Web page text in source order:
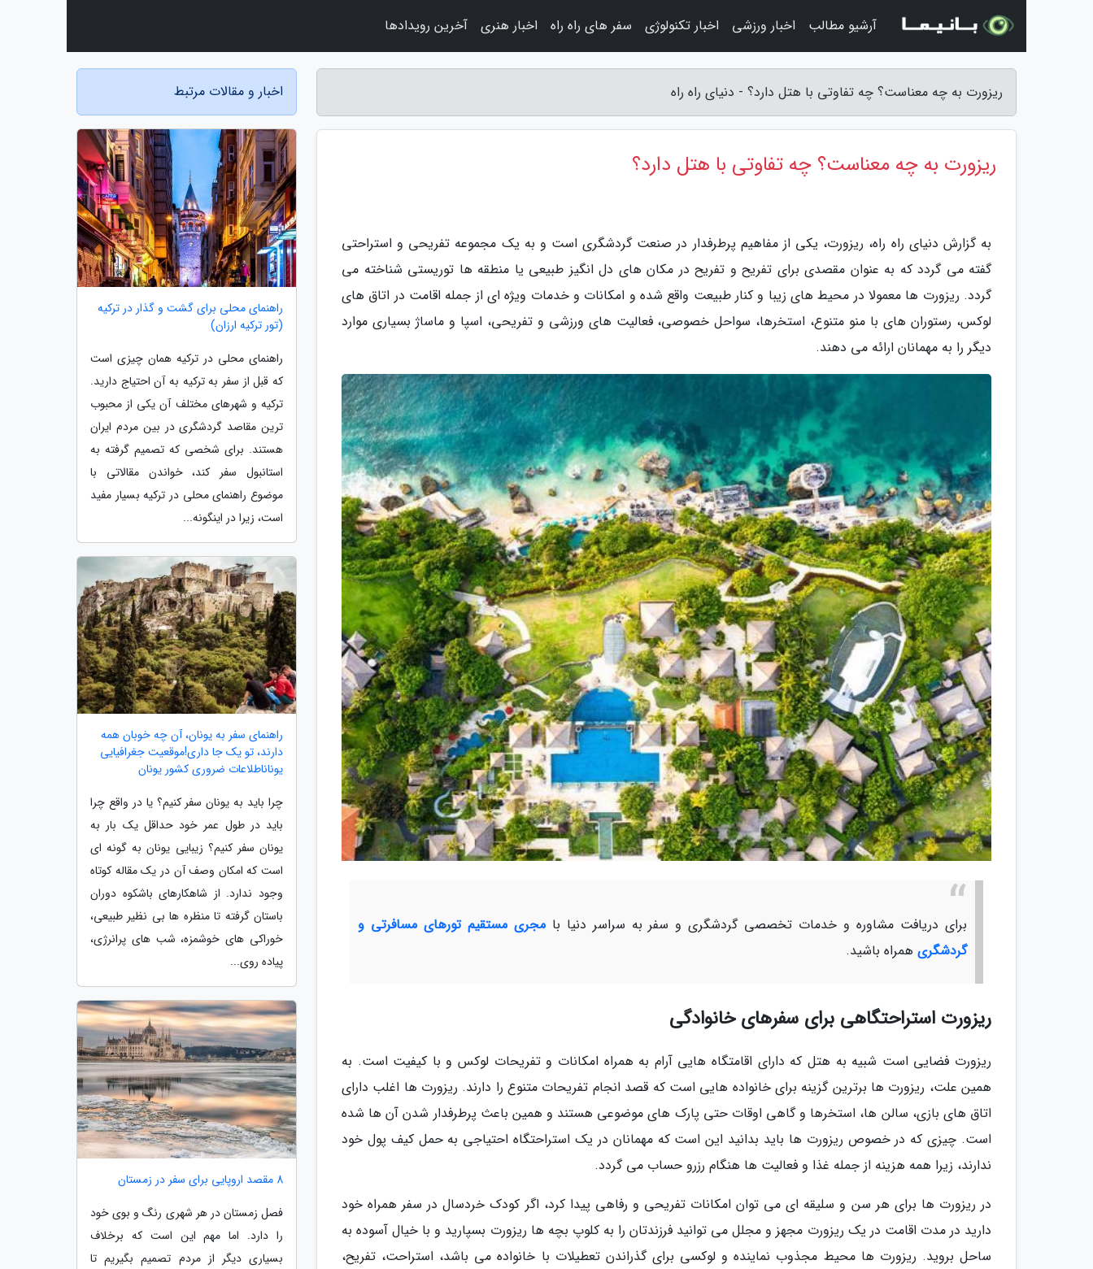
ریزورت به چه معناست؟ چه تفاوتی با هتل دارد؟ - دنیای راه راه
ریزورت به چه معناست؟ چه تفاوتی با هتل دارد؟
به گزارش دنیای راه راه، ریزورت، یکی از مفاهیم پرطرفدار در صنعت گردشگری است و به یک مجموعه تفریحی و استراحتی
گفته می گردد که به عنوان مقصدی برای تفریح و تفریح در مکان های دل انگیز طبیعی یا منطقه ها توریستی شناخته می
گردد. ریزورت ها معمولا در محیط های زیبا و کنار طبیعت واقع شده و امکانات و خدمات ویژه ای از جمله اقامت در اتاق های
لوکس، رستوران های با منو متنوع، استخرها، سواحل خصوصی، فعالیت های ورزشی و تفریحی، اسپا و ماساژ بسیاری موارد
دیگر را به مهمانان ارائه می دهند.
برای دریافت مشاوره و خدمات تخصصی گردشگری و سفر به سراسر دنیا بامجری مستقیم تورهای مسافرتی و
گردشگری همراه باشید.
ریزورت استراحتگاهی برای سفرهای خانوادگی
ریزورت فضایی است شبیه به هتل که دارای اقامتگاه هایی آرام به همراه امکانات و تفریحات لوکس و با کیفیت است. به
همین علت، ریزورت ها برترین گزینه برای خانواده هایی است که قصد انجام تفریحات متنوع را دارند. ریزورت ها اغلب دارای
اتاق های بازی، سالن ها، استخرها و گاهی اوقات حتی پارک های موضوعی هستند و همین باعث پرطرفدار شدن آن ها شده
است. چیزی که در خصوص ریزورت ها باید بدانید این است که مهمانان در یک استراحتگاه احتیاجی به حمل کیف پول خود
ندارند، زیرا همه هزینه از جمله غذا و فعالیت ها هنگام رزرو حساب می گردد.
در ریزورت ها برای هر سن و سلیقه ای می توان امکانات تفریحی و رفاهی پیدا کرد، اگر کودک خردسال در سفر همراه خود
دارید در مدت اقامت در یک ریزورت مجهز و مجلل می توانید فرزندتان را به کلوپ بچه ها ریزورت بسپارید و با خیال آسوده به
ساحل بروید. ریزورت ها محیط مجذوب نماینده و لوکسی برای گذراندن تعطیلات با خانواده می باشد، استراحت، تفریح،
اخبار و مقالات مرتبط
راهنمای محلی برای گشت و گذار در ترکیه
(تور ترکیه ارزان)
راهنمای محلی در ترکیه همان چیزی است
که قبل از سفر به ترکیه به آن احتیاج دارید.
ترکیه و شهرهای مختلف آن یکی از محبوب
ترین مقاصد گردشگری در بین مردم ایران
هستند. برای شخصی که تصمیم گرفته به
استانبول سفر کند، خواندن مقالاتی با
موضوع راهنمای محلی در ترکیه بسیار مفید
است، زیرا در اینگونه...
راهنمای سفر به یونان، آن چه خوبان همه
دارند، تو یک جا داری!موقعیت جغرافیایی
یوناناطلاعات ضروری کشور یونان
چرا باید به یونان سفر کنیم؟ یا در واقع چرا
باید در طول عمر خود حداقل یک بار به
یونان سفر کنیم؟ زیبایی یونان به گونه ای
است که امکان وصف آن در یک مقاله کوتاه
وجود ندارد. از شاهکارهای باشکوه دوران
باستان گرفته تا منظره ها بی نظیر طبیعی،
خوراکی های خوشمزه، شب های پرانرژی،
پیاده روی...
8 مقصد اروپایی برای سفر در زمستان
فصل زمستان در هر شهری رنگ و بوی خود
را دارد. اما مهم این است که برخلاف
بسیاری دیگر از مردم تصمیم بگیریم تا
آرشیو مطالب اخبار ورزشی اخبار تکنولوژی سفر های راه راه اخبار هنری آخرین رویدادها